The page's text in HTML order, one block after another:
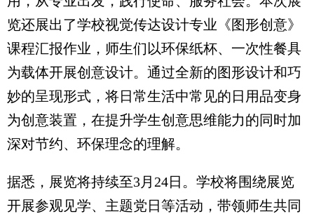
览还展出了学校视觉传达设计专业《图形创意》
课程汇报作业，师生们以环保纸杯、一次性餐具
为载体开展创意设计。通过全新的图形设计和巧
妙的呈现形式，将日常生活中常见的日用品变身
为创意装置，在提升学生创意思维能力的同时加
深对节约、环保理念的理解。
据悉，展览将持续至3月24日。学校将围绕展览
开展参观见学、主题党日等活动，带领师生共同